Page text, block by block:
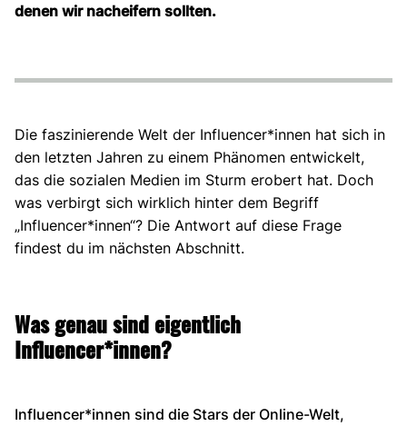
denen wir nacheifern sollten.
Die faszinierende Welt der Influencer*innen hat sich in
den letzten Jahren zu einem Phänomen entwickelt,
das die sozialen Medien im Sturm erobert hat. Doch
was verbirgt sich wirklich hinter dem Begriff
„Influencer*innen“? Die Antwort auf diese Frage
findest du im nächsten Abschnitt.
Was genau sind eigentlich
Influencer*innen?
Influencer*innen sind die Stars der Online-Welt,